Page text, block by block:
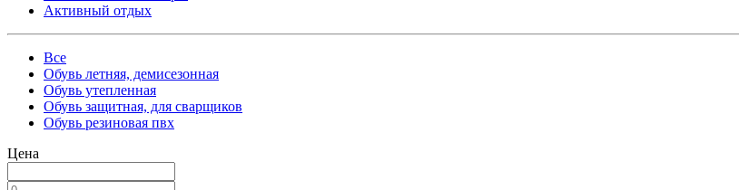
Активный отдых
Все
Обувь летняя, демисезонная
Обувь утепленная
Обувь защитная, для сварщиков
Обувь резиновая пвх
Цена